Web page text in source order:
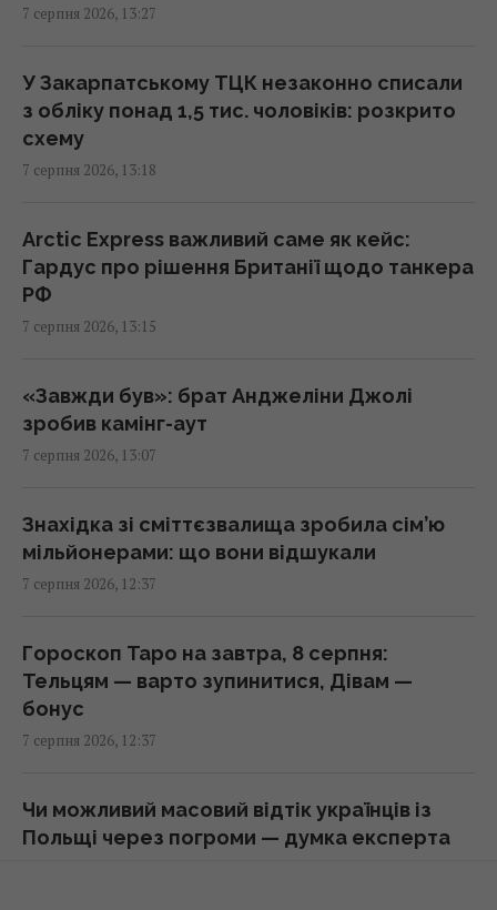
13:21 п'ятниця, 07 серпня 2026
Зірка "Одіссеї" Деймон з'явився на публіці
зі своїми доньками-красунями (фото)
13:19 п'ятниця, 07 серпня 2026
честь Іоанна Павла II
13:15 п'ятниця, 07 серпня 2026
охолодити дім
13:15 п'ятниця, 07 серпня 2026
оновленням ракет для ППО С-300, –
експолковник Штатів
13:13 п'ятниця, 07 серпня 2026
Українці висловили думку, коли закінчиться
війна, - результати опитування
13:06 п'ятниця, 07 серпня 2026
пояснив, чому Україні важко з цим
боротися
7 серпня 2026, 13:27
У Закарпатському ТЦК незаконно списали
з обліку понад 1,5 тис. чоловіків: розкрито
схему
7 серпня 2026, 13:18
Arctic Express важливий саме як кейс:
Гардус про рішення Британії щодо танкера
РФ
7 серпня 2026, 13:15
«Завжди був»: брат Анджеліни Джолі
зробив камінг-аут
7 серпня 2026, 13:07
Знахідка зі сміттєзвалища зробила сім’ю
мільйонерами: що вони відшукали
7 серпня 2026, 12:37
Гороскоп Таро на завтра, 8 серпня:
Тельцям — варто зупинитися, Дівам —
бонус
7 серпня 2026, 12:37
Чи можливий масовий відтік українців із
Польщі через погроми — думка експерта